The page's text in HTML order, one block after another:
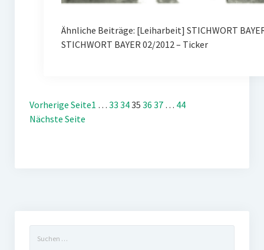
Ähnliche Beiträge: [Leiharbeit] STICHWORT
STICHWORT BAYER 02/2012 – Ticker
Vorherige Seite1 … 33 3435 36 37 … 44
Nächste Seite
nach: